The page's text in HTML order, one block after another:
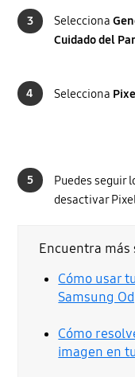
3 Selecciona
Cuidado del
4 Selecciona
5
Puedes seguir
desactivar
Encuentra más
Cómo usar
Samsung
Cómo
imagen en